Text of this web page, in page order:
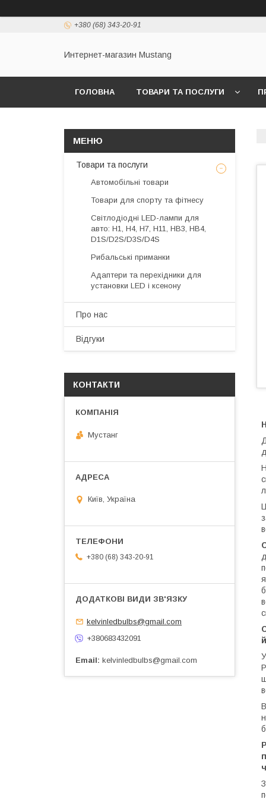
+380 (68) 343-20-91
Интернет-магазин Mustang
ГОЛОВНА ТОВАРИ ТА ПОСЛУГИ
Товари та послуги
Автомобільні товари
Товари для спорту та фітнесу
Світлодіодні LED-лампи для
авто: H1, H4, H7, H11, HB3, HB4,
D1S/D2S/D3S/D4S
Рибальські приманки
Адаптери та перехідники для
установки LED і ксенону
Про нас
Відгуки
КОНТАКТИ
Мустанг
Київ, Україна
+380 (68) 343-20-91
kelvinledbulbs@gmail.com
+380683432091
Email kelvinledbulbs@gmail.com